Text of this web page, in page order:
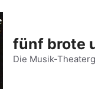
fünf brote
Die Musik-